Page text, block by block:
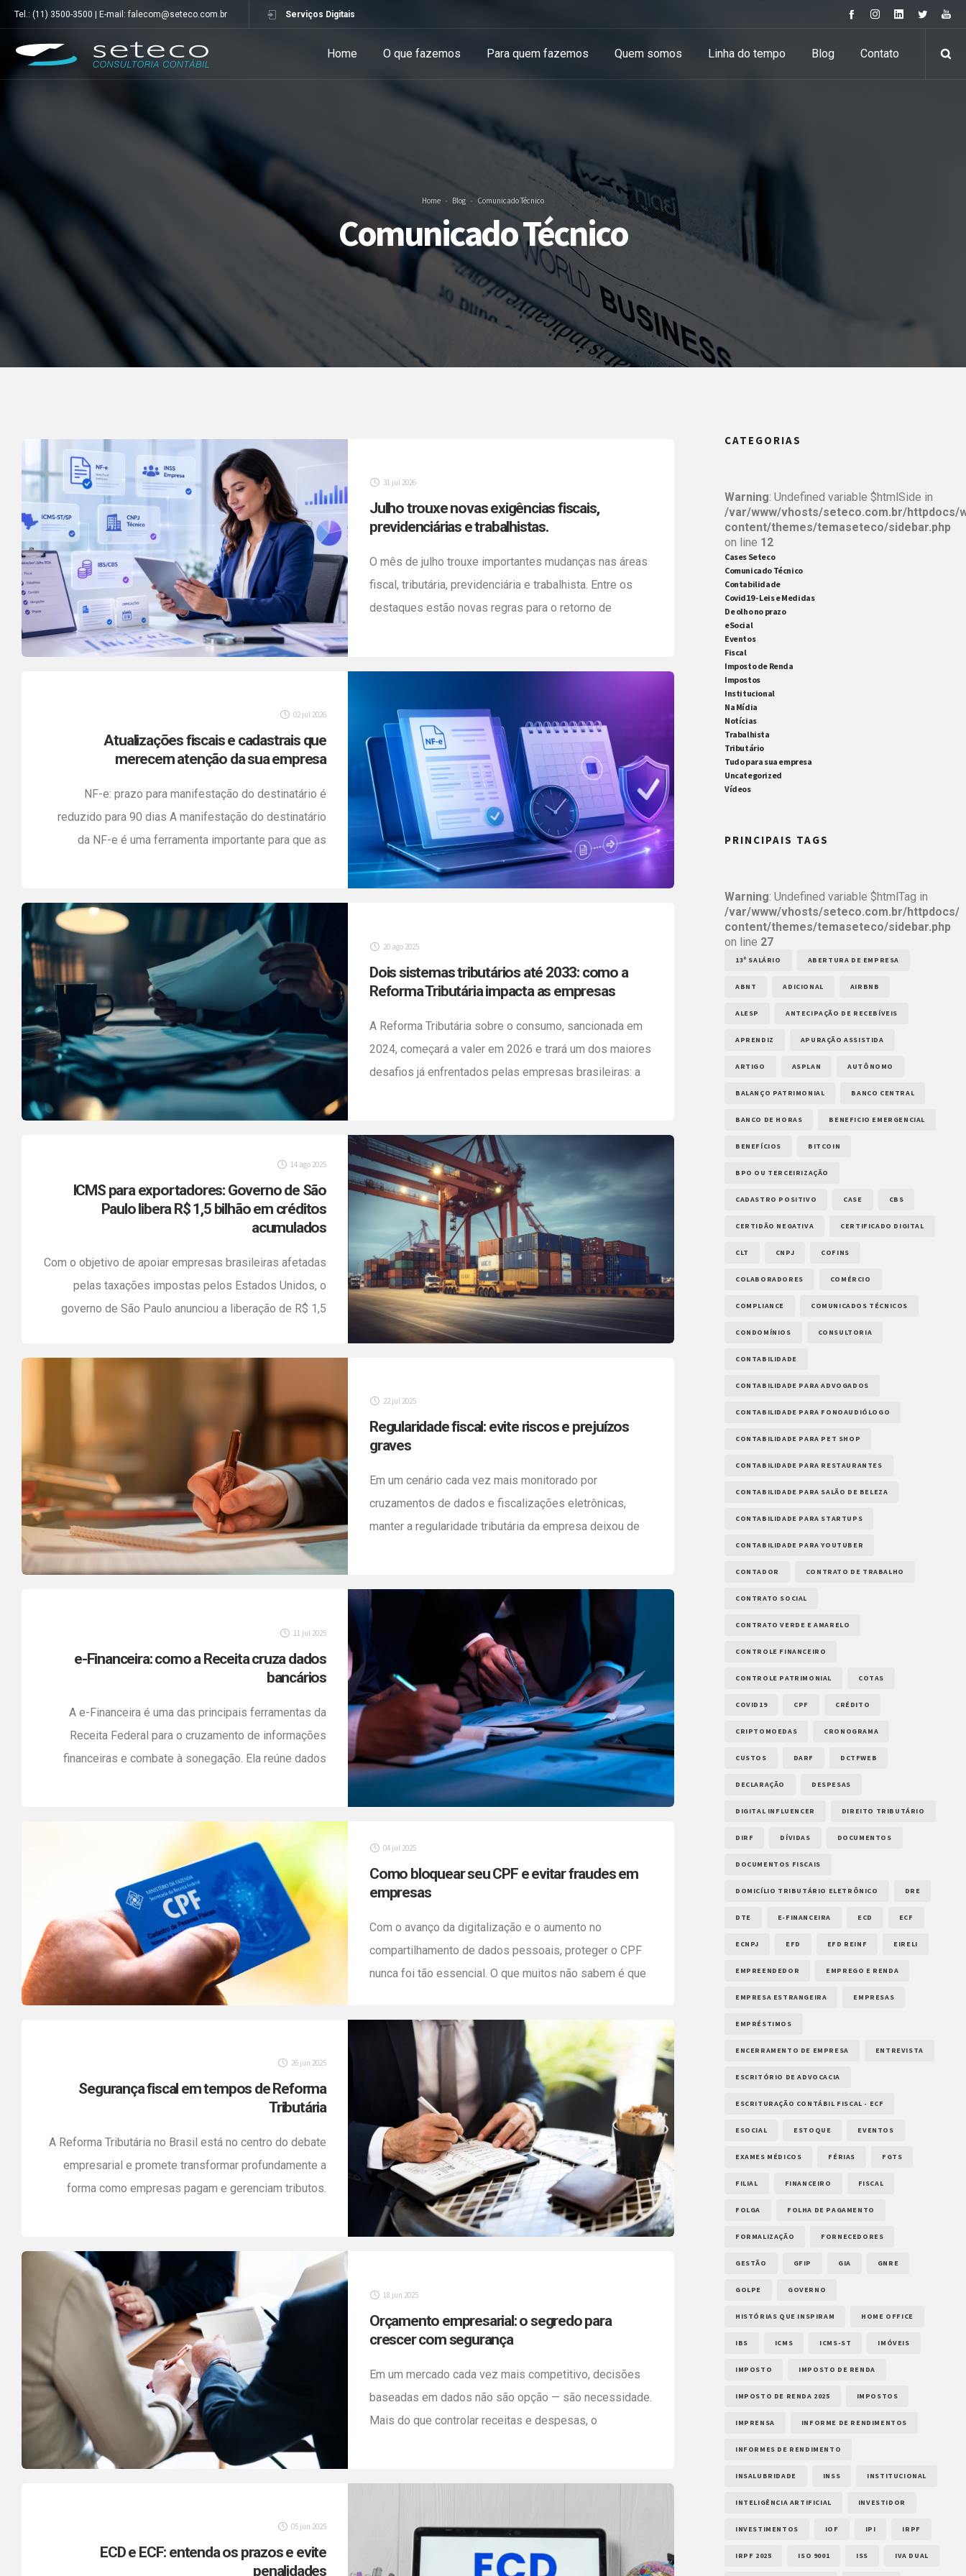
Tel.: (11) 3500-3500 | E-mail: falecom@seteco.com.br Serviços Digitais
Home O que fazemos Para quem fazemos Quem somos Linha do tempo Blog Contato
Home Blog Comunicado Técnico
Comunicado Técnico
31 jul 2026
Julho trouxe novas exigências fiscais,
previdenciárias e trabalhistas.
O mês de julho trouxe importantes mudanças nas áreas
fiscal, tributária, previdenciária e trabalhista. Entre os
destaques estão novas regras para o retorno de
Paulo. Também […]
02 jul 2026
Atualizações fiscais e cadastrais que
merecem atenção da sua empresa
NF-e: prazo para manifestação do destinatário é
reduzido para 90 dias A manifestação do destinatário
da NF-e é uma ferramenta importante para que as
confirmada, desconhecida ou não realizada. Com a
redução do prazo de 180 para 90 dias, […]
20 ago 2025
Dois sistemas tributários até 2033: como a
Reforma Tributária impacta as empresas
A Reforma Tributária sobre o consumo, sancionada em
2024, começará a valer em 2026 e trará um dos maiores
desafios já enfrentados pelas empresas brasileiras: a
será preciso apurar, declarar e recolher tributos
seguindo tanto as regras atuais quanto […]
14 ago 2025
ICMS para exportadores: Governo de São
Paulo libera R$ 1,5 bilhão em créditos
acumulados
Com o objetivo de apoiar empresas brasileiras afetadas
pelas taxações impostas pelos Estados Unidos, o
governo de São Paulo anunciou a liberação de R$ 1,5
exportaram mais de R$ 20 milhões para os […]
22 jul 2025
Regularidade fiscal: evite riscos e prejuízos
graves
Em um cenário cada vez mais monitorado por
cruzamentos de dados e fiscalizações eletrônicas,
manter a regularidade tributária da empresa deixou de
problema fiscal, por menor que pareça no início, pode
evoluir rapidamente para situações graves, com
impactos diretos na […]
11 jul 2025
e-Financeira: como a Receita cruza dados
bancários
A e-Financeira é uma das principais ferramentas da
Receita Federal para o cruzamento de informações
financeiras e combate à sonegação. Ela reúne dados
e jurídicas — incluindo entradas, saídas, transferências e
operações com cartão. E mais: a Receita já consolidou
essas informações […]
04 jul 2025
Como bloquear seu CPF e evitar fraudes em
empresas
Com o avanço da digitalização e o aumento no
compartilhamento de dados pessoais, proteger o CPF
nunca foi tão essencial. O que muitos não sabem é que
permite restringir o uso do seu CPF em registros de
empresas (CNPJs) — uma medida eficiente para evitar
fraudes e problemas […]
26 jun 2025
Segurança fiscal em tempos de Reforma
Tributária
A Reforma Tributária no Brasil está no centro do debate
empresarial e promete transformar profundamente a
forma como empresas pagam e gerenciam tributos.
de todos os portes se antecipem às mudanças e
adotem práticas de segurança tributária. O que é
segurança tributária […]
18 jun 2025
Orçamento empresarial: o segredo para
crescer com segurança
Em um mercado cada vez mais competitivo, decisões
baseadas em dados não são opção — são necessidade.
Mais do que controlar receitas e despesas, o
05 jun 2025
ECD e ECF: entenda os prazos e evite
penalidades
CATEGORIAS
Warning: Undefined variable $htmlSide in
/var/www/vhosts/seteco.com.br/httpdocs/
content/themes/temaseteco/sidebar.php
on line 12
Cases Seteco
Comunicado Técnico
Contabilidade
Covid19 - Leis e Medidas
De olho no prazo
eSocial
Eventos
Fiscal
Imposto de Renda
Impostos
Institucional
Na Mídia
Notícias
Trabalhista
Tributário
Tudo para sua empresa
Uncategorized
Vídeos
PRINCIPAIS TAGS
Warning: Undefined variable $htmlTag in
/var/www/vhosts/seteco.com.br/httpdocs/
content/themes/temaseteco/sidebar.php
on line 27
13º SALÁRIO ABERTURA DE EMPRESA
ABNT ADICIONAL AIRBNB
ALESP ANTECIPAÇÃO DE RECEBÍVEIS
APRENDIZ APURAÇÃO ASSISTIDA
ARTIGO ASPLAN AUTÔNOMO
BALANÇO PATRIMONIAL BANCO CENTRAL
BANCO DE HORAS BENEFICIO EMERGENCIAL
BENEFÍCIOS BITCOIN
BPO OU TERCEIRIZAÇÃO
CADASTRO POSITIVO CASE CBS
CERTIDÃO NEGATIVA CERTIFICADO DIGITAL
CLT CNPJ COFINS
COLABORADORES COMÉRCIO
COMPLIANCE COMUNICADOS TÉCNICOS
CONDOMÍNIOS CONSULTORIA
CONTABILIDADE
CONTABILIDADE PARA ADVOGADOS
CONTABILIDADE PARA FONOAUDIÓLOGO
CONTABILIDADE PARA PET SHOP
CONTABILIDADE PARA RESTAURANTES
CONTABILIDADE PARA SALÃO DE BELEZA
CONTABILIDADE PARA STARTUPS
CONTABILIDADE PARA YOUTUBER
CONTADOR CONTRATO DE TRABALHO
CONTRATO SOCIAL
CONTRATO VERDE E AMARELO
CONTROLE FINANCEIRO
CONTROLE PATRIMONIAL COTAS
COVID19 CPF CRÉDITO
CRIPTOMOEDAS CRONOGRAMA
CUSTOS DARF DCTFWEB
DECLARAÇÃO DESPESAS
DIGITAL INFLUENCER DIREITO TRIBUTÁRIO
DIRF DÍVIDAS DOCUMENTOS
DOCUMENTOS FISCAIS
DOMICÍLIO TRIBUTÁRIO ELETRÔNICO DRE
DTE E-FINANCEIRA ECD ECF
ECNPJ EFD EFD REINF EIRELI
EMPREENDEDOR EMPREGO E RENDA
EMPRESA ESTRANGEIRA EMPRESAS
EMPRÉSTIMOS
ENCERRAMENTO DE EMPRESA ENTREVISTA
ESCRITÓRIO DE ADVOCACIA
ESCRITURAÇÃO CONTÁBIL FISCAL - ECF
ESOCIAL ESTOQUE EVENTOS
EXAMES MÉDICOS FÉRIAS FGTS
FILIAL FINANCEIRO FISCAL
FOLGA FOLHA DE PAGAMENTO
FORMALIZAÇÃO FORNECEDORES
GESTÃO GFIP GIA GNRE
GOLPE GOVERNO
HISTÓRIAS QUE INSPIRAM HOME OFFICE
IBS ICMS ICMS-ST IMÓVEIS
IMPOSTO IMPOSTO DE RENDA
IMPOSTO DE RENDA 2025 IMPOSTOS
IMPRENSA INFORME DE RENDIMENTOS
INFORMES DE RENDIMENTO
INSALUBRIDADE INSS INSTITUCIONAL
INTELIGÊNCIA ARTIFICIAL INVESTIDOR
INVESTIMENTOS IOF IPI IRPF
IRPF 2025 ISO 9001 ISS IVA DUAL